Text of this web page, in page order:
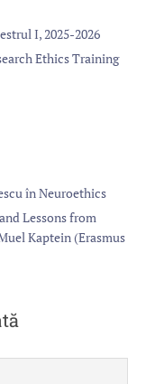
I, 2025-2026
Ethics Training
în Neuroethics
Lessons from
Kaptein (Erasmus